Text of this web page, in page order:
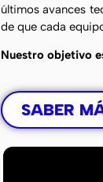
últimos avances
de que cada
Nuestro objetivo
SABER